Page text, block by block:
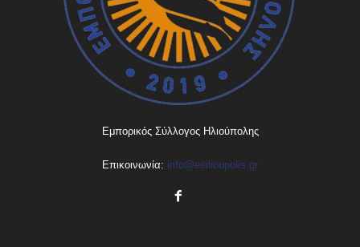
Εμπορικός Σύλλογος Ηλιούπολης
Επικοινωνία: info@esilioupolis.gr